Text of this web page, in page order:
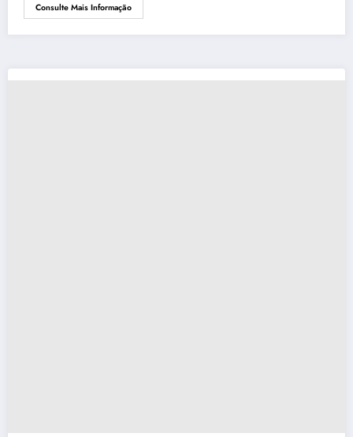
Consulte Mais Informação